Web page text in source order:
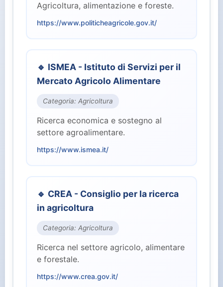
🏙️ Enti Territoriali (2)
⚖️ Giustizia (2)
🏭 Industria e Lavoro (8)
🏛️ Istituzioni Centrali (10)
🎓 Istruzione e Ricerca (7)
🏥 Salute (4)
Agricoltura, alimentazione e foreste.
https://www.politicheagricole.gov.it/
🔹 ISMEA - Istituto di Servizi per il
Mercato Agricolo Alimentare
Categoria: Agricoltura
Ricerca economica e sostegno al
settore agroalimentare.
https://www.ismea.it/
🔹 CREA - Consiglio per la ricerca
in agricoltura
Categoria: Agricoltura
Ricerca nel settore agricolo, alimentare
e forestale.
https://www.crea.gov.it/